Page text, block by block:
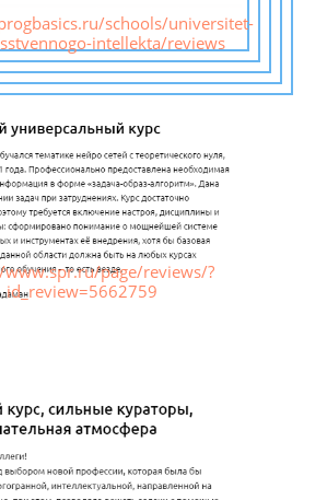
schools/universitet-
intellekta/reviews
page/reviews/?
id_review=5662759